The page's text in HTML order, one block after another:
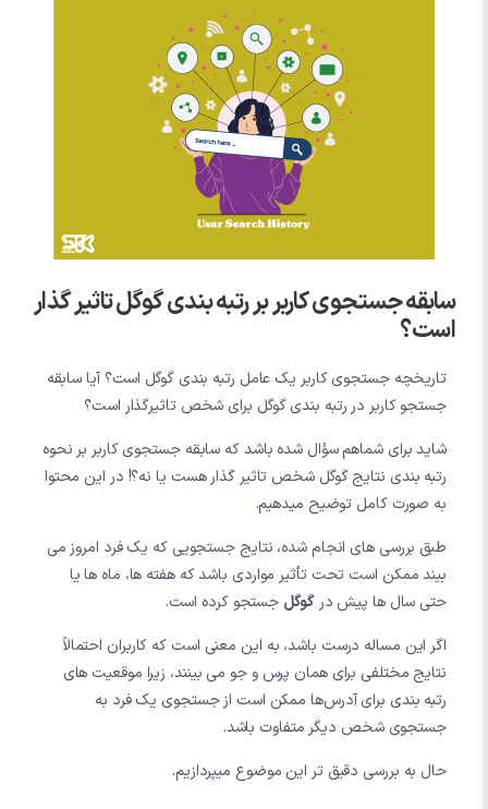
سابقه جستجوی کاربر بر رتبه بندی گوگل تاثیر گذار
است؟
تاریخچه جستجوی کاربر یک عامل رتبه بندی گوگل است؟ آیا سابقه
جستجو کاربر در رتبه بندی گوگل برای شخص تاثیرگذار است؟
شاید برای شماهم سؤال شده باشد که سابقه جستجوی کاربر بر نحوه
رتبه بندی نتایج گوگل شخص تاثیر گذار هست یا نه؟! در این محتوا
به صورت کامل توضیح میدهیم.
طبق بررسی های انجام شده، نتایج جستجویی که یک فرد امروز می
بیند ممکن است تحت تأثیر مواردی باشد که هفته ها، ماه ها یا
حتی سال ها پیش درگوگل جستجو کرده است.
اگر این مساله درست باشد، به این معنی است که کاربران احتمالاً
نتایج مختلفی برای همان پرس و جو می بینند، زیرا موقعیت های
رتبه بندی برای آدرس‌ها ممکن است از جستجوی یک فرد به
جستجوی شخص دیگر متفاوت باشد.
حال به بررسی دقیق تر این موضوع میپردازیم.